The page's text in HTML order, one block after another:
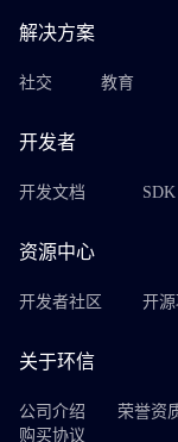
解决方案
社交 教育
开发者
开发文档
资源中心
开发者社区 开源
关于环信
公司介绍 荣誉资
购买协议